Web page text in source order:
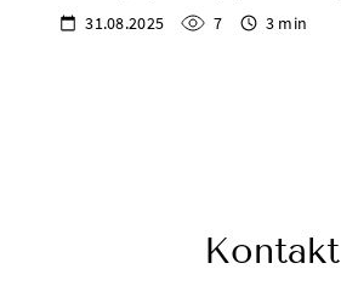
31.08.2025 7 3 min
Kontakt